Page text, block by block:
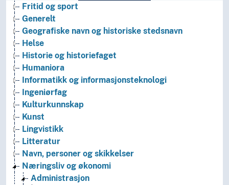
Fritid og sport
Generelt
Geografiske navn og historiske stedsnavn
Helse
Historie og historiefaget
Humaniora
Informatikk og informasjonsteknologi
Ingeniørfag
Kulturkunnskap
Kunst
Lingvistikk
Litteratur
Navn, personer og skikkelser
Næringsliv og økonomi
Administrasjon